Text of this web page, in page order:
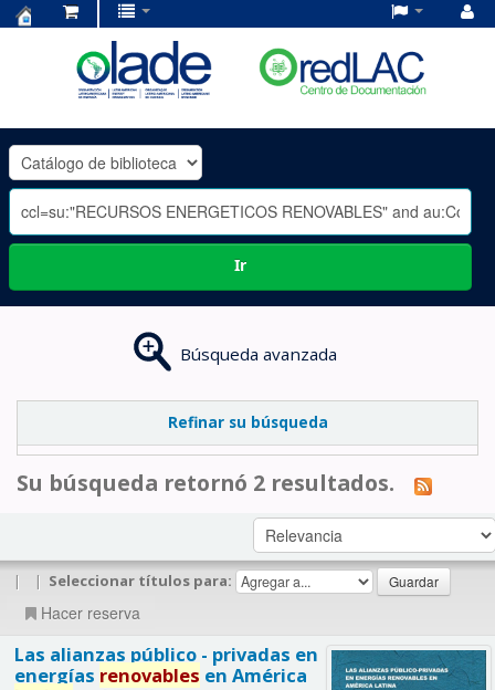
OLADE
-
Ir
Búsqueda avanzada
Refinar su búsqueda
Su búsqueda retornó 2 resultados.
| | Seleccionar títulos para:
Hacer reserva
Las alianzas público - privadas en
energías renovables en América